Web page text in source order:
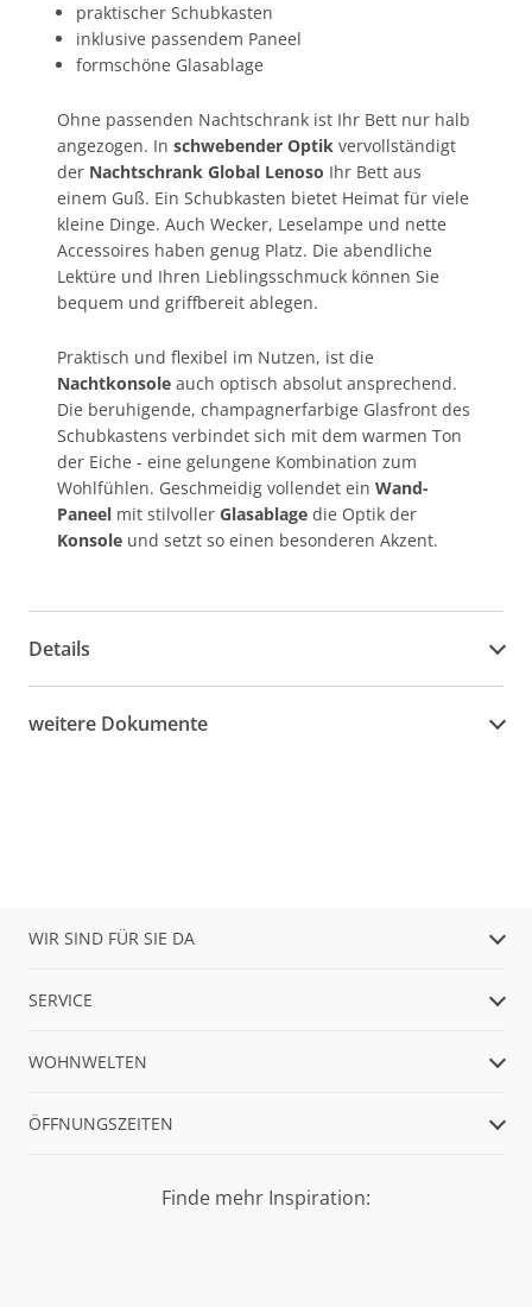
praktischer Schubkasten
inklusive passendem Paneel
formschöne Glasablage
Ohne passenden Nachtschrank ist Ihr Bett nur halb
angezogen. In schwebender Optik vervollständigt
der Nachtschrank Global Lenoso Ihr Bett aus
einem Guß. Ein Schubkasten bietet Heimat für viele
kleine Dinge. Auch Wecker, Leselampe und nette
Accessoires haben genug Platz. Die abendliche
Lektüre und Ihren Lieblingsschmuck können Sie
bequem und griffbereit ablegen.
Praktisch und flexibel im Nutzen, ist die
Nachtkonsole auch optisch absolut ansprechend.
Die beruhigende, champagnerfarbige Glasfront des
Schubkastens verbindet sich mit dem warmen Ton
der Eiche - eine gelungene Kombination zum
Wohlfühlen. Geschmeidig vollendet ein Wand-
Paneel mit stilvoller Glasablage die Optik der
Konsole und setzt so einen besonderen Akzent.
Details
weitere Dokumente
WIR SIND FÜR SIE DA
SERVICE
WOHNWELTEN
ÖFFNUNGSZEITEN
Finde mehr Inspiration: